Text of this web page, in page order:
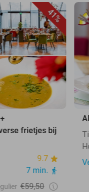
41%
frietjes bij
9.7
7 min.
€59,50